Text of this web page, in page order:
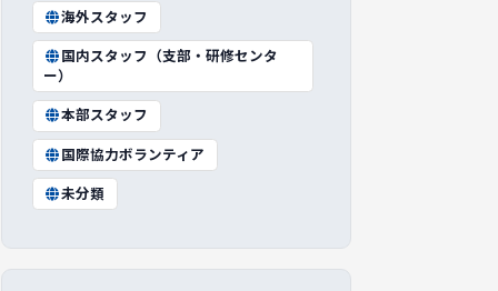
海外スタッフ
国内スタッフ（支部・研修センタ
ー）
本部スタッフ
国際協力ボランティア
未分類